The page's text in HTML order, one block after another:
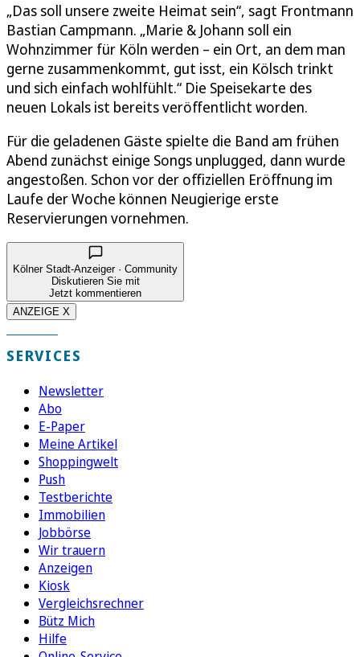
„Das soll unsere zweite Heimat sein“, sagt Frontmann
Bastian Campmann. „Marie & Johann soll ein
Wohnzimmer für Köln werden – ein Ort, an dem man
gerne zusammenkommt, gut isst, ein Kölsch trinkt
und sich einfach wohlfühlt.“ Die Speisekarte des
neuen Lokals ist bereits veröffentlicht worden.
Für die geladenen Gäste spielte die Band am frühen
Abend zunächst einige Songs unplugged, dann wurde
angestoßen. Schon vor der offiziellen Eröffnung im
Laufe der Woche können Neugierige erste
Reservierungen vornehmen.
Kölner Stadt-Anzeiger · Community
Diskutieren Sie mit
Jetzt kommentieren
ANZEIGE X
SERVICES
Newsletter
Abo
E-Paper
Meine Artikel
Shoppingwelt
Push
Testberichte
Immobilien
Jobbörse
Wir trauern
Anzeigen
Kiosk
Vergleichsrechner
Bütz Mich
Hilfe